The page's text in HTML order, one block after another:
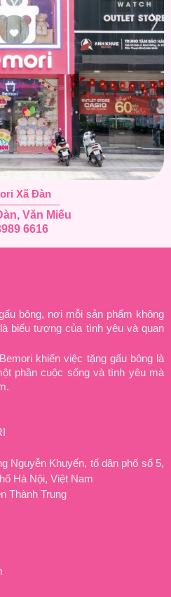
Xã Đàn
Văn Miếu
6616
bông, nơi mỗi sản phẩm không
biểu tượng của tình yêu và quan
khiến việc tặng gấu bông là
phần cuộc sống và tình yêu mà
Nguyễn Khuyến, tổ dân phố số 5,
Hà Nội, Việt Nam
Thành Trung